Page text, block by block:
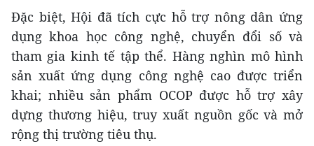
Đặc biệt, Hội đã tích cực hỗ trợ nông dân ứng
dụng khoa học công nghệ, chuyển đổi số và
tham gia kinh tế tập thể. Hàng nghìn mô hình
sản xuất ứng dụng công nghệ cao được triển
khai; nhiều sản phẩm OCOP được hỗ trợ xây
dựng thương hiệu, truy xuất nguồn gốc và mở
rộng thị trường tiêu thụ.